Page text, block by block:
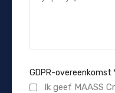
GDPR-overeenkomst
Ik geef MAASS